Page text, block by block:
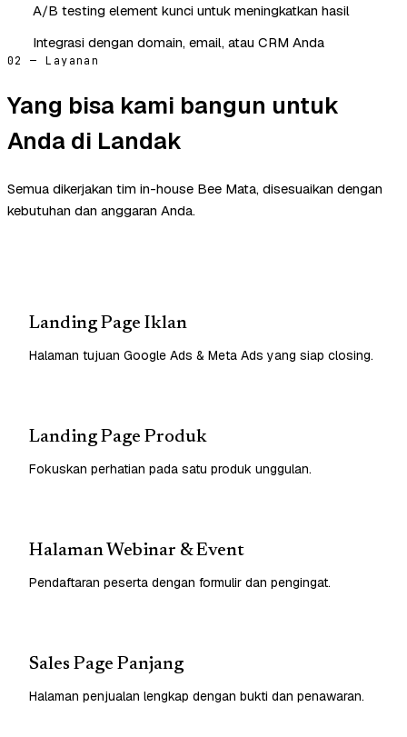
A/B testing element kunci untuk meningkatkan hasil
Integrasi dengan domain, email, atau CRM Anda
02 — Layanan
Yang bisa kami bangun untuk
Anda di Landak
Semua dikerjakan tim in-house Bee Mata, disesuaikan dengan
kebutuhan dan anggaran Anda.
Landing Page Iklan
Halaman tujuan Google Ads & Meta Ads yang siap closing.
Landing Page Produk
Fokuskan perhatian pada satu produk unggulan.
Halaman Webinar & Event
Pendaftaran peserta dengan formulir dan pengingat.
Sales Page Panjang
Halaman penjualan lengkap dengan bukti dan penawaran.